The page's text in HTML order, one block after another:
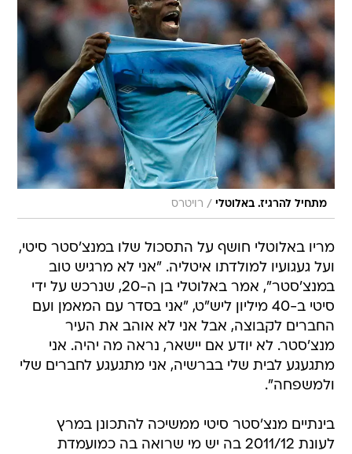
מתחיל להרגיז. באלוטלי / רויטרס
מריו באלוטלי חושף על התסכול שלו במנצ'סטר סיטי,
ועל געגועיו למולדתו איטליה. "אני לא מרגיש טוב
במנצ'סטר", אמר באלוטלי בן ה-20, שנרכש על ידי
סיטי ב-40 מיליון ליש"ט, "אני בסדר עם המאמן ועם
החברים לקבוצה, אבל אני לא אוהב את העיר
מנצ'סטר. לא יודע אם יישאר, נראה מה יהיה. אני
מתגעגע לבית שלי בברשיה, אני מתגעגע לחברים שלי
ולמשפחה".
בינתיים מנצ'סטר סיטי ממשיכה להתכונן במרץ
לעונת 2011/12 בה יש מי שרואה בה כמועמדת